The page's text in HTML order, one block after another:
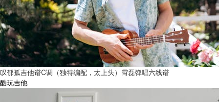
叹郁孤吉他谱C调（独特编配，太上头）霄磊弹唱六线谱
酷玩吉他